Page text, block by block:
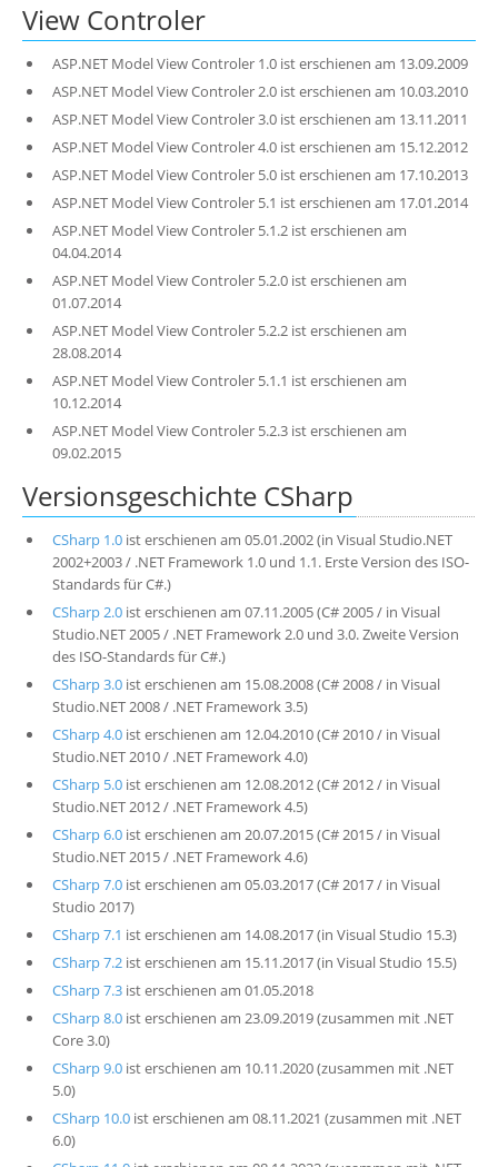
View Controler
ASP.NET Model View Controler 1.0 ist erschienen am 13.09.2009
ASP.NET Model View Controler 2.0 ist erschienen am 10.03.2010
ASP.NET Model View Controler 3.0 ist erschienen am 13.11.2011
ASP.NET Model View Controler 4.0 ist erschienen am 15.12.2012
ASP.NET Model View Controler 5.0 ist erschienen am 17.10.2013
ASP.NET Model View Controler 5.1 ist erschienen am 17.01.2014
ASP.NET Model View Controler 5.1.2 ist erschienen am
04.04.2014
ASP.NET Model View Controler 5.2.0 ist erschienen am
01.07.2014
ASP.NET Model View Controler 5.2.2 ist erschienen am
28.08.2014
ASP.NET Model View Controler 5.1.1 ist erschienen am
10.12.2014
ASP.NET Model View Controler 5.2.3 ist erschienen am
09.02.2015
Versionsgeschichte CSharp
CSharp 1.0ist erschienen am 05.01.2002 (in Visual Studio.NET
2002+2003 / .NET Framework 1.0 und 1.1. Erste Version des ISO-
Standards für C#.)
CSharp 2.0ist erschienen am 07.11.2005 (C# 2005 / in Visual
Studio.NET 2005 / .NET Framework 2.0 und 3.0. Zweite Version
des ISO-Standards für C#.)
CSharp 3.0ist erschienen am 15.08.2008 (C# 2008 / in Visual
Studio.NET 2008 / .NET Framework 3.5)
CSharp 4.0ist erschienen am 12.04.2010 (C# 2010 / in Visual
Studio.NET 2010 / .NET Framework 4.0)
CSharp 5.0ist erschienen am 12.08.2012 (C# 2012 / in Visual
Studio.NET 2012 / .NET Framework 4.5)
CSharp 6.0ist erschienen am 20.07.2015 (C# 2015 / in Visual
Studio.NET 2015 / .NET Framework 4.6)
CSharp 7.0ist erschienen am 05.03.2017 (C# 2017 / in Visual
Studio 2017)
CSharp 7.1 ist erschienen am 14.08.2017 (in Visual Studio 15.3)
CSharp 7.2ist erschienen am 15.11.2017 (in Visual Studio 15.5)
CSharp 7.3ist erschienen am 01.05.2018
CSharp 8.0ist erschienen am 23.09.2019 (zusammen mit .NET
Core 3.0)
CSharp 9.0ist erschienen am 10.11.2020 (zusammen mit .NET
5.0)
CSharp 10.0ist erschienen am 08.11.2021 (zusammen mit .NET
6.0)